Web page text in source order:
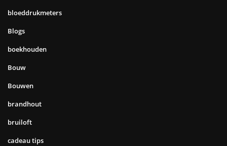
bloeddrukmeters
Blogs
boekhouden
Bouw
Bouwen
brandhout
bruiloft
cadeau tips